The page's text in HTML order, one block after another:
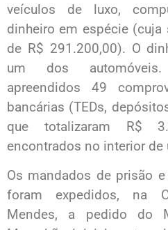
veículos de luxo,
dinheiro em espécie
de R$ 291.200,00). O
um dos
apreendidos 49
bancárias (TEDs,
que totalizaram R$
encontrados no interior de
Os mandados de prisão
foram expedidos, na
Mendes, a pedido do